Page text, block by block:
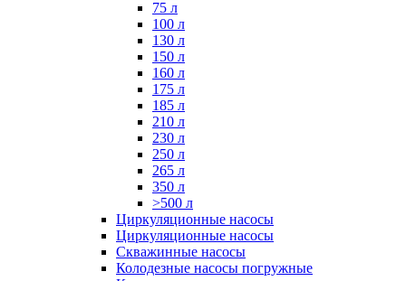
75 л
100 л
130 л
150 л
160 л
175 л
185 л
210 л
230 л
250 л
265 л
350 л
>500 л
Циркуляционные насосы
Циркуляционные насосы
Скважинные насосы
Колодезные насосы погружные